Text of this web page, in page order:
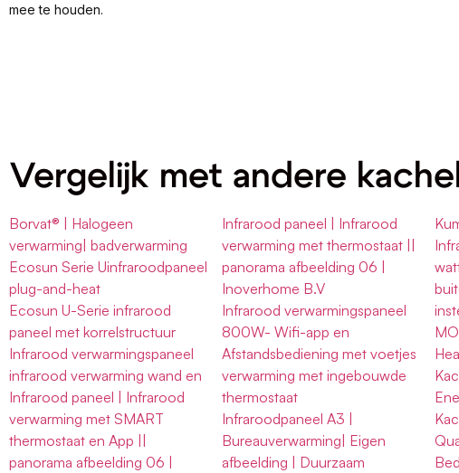
mee te houden.
Vergelijk met andere
Borvat® | Halogeen
verwarming| badverwarming
Ecosun Serie Uinfraroodpaneel
plug-and-heat
Ecosun U-Serie infrarood
paneel met korrelstructuur
Infrarood verwarmingspaneel
infrarood verwarming wand en
Infrarood paneel | Infrarood
verwarming met SMART
thermostaat en App ||
panorama afbeelding 06 |
Infrarood paneel | Infrarood
verwarming met thermostaat ||
panorama afbeelding 06 |
Inoverhome B.V
Infrarood verwarmingspaneel
800W- Wifi-app en
Afstandsbediening met voetjes
verwarming met ingebouwde
thermostaat
Infraroodpaneel A3 |
Bureauverwarming| Eigen
afbeelding | Duurzaam